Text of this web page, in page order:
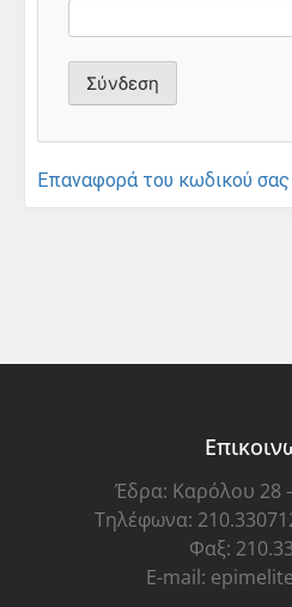
Επαναφορά του κωδικού σας
Έδρα: Καρόλου 28
Τηλέφωνα:
Φαξ:
E-mail: